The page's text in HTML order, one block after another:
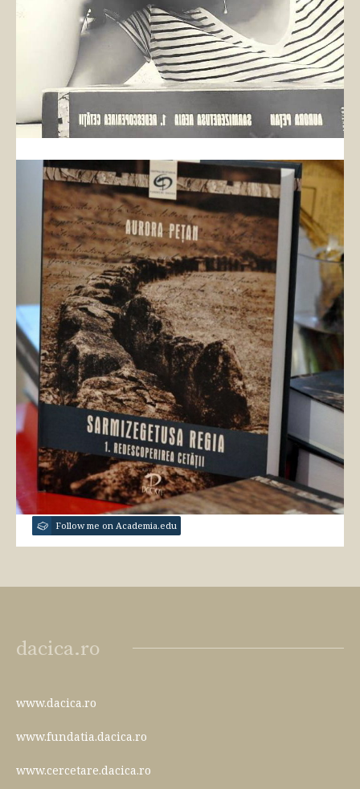
Follow me on Academia.edu
dacica.ro
www.dacica.ro
www.fundatia.dacica.ro
www.cercetare.dacica.ro